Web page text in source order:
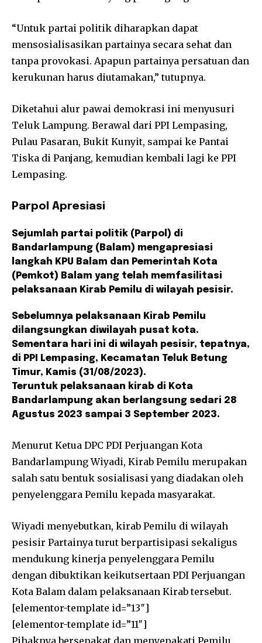
“Untuk partai politik diharapkan dapat
mensosialisasikan partainya secara sehat dan
tanpa provokasi. Apapun partainya persatuan dan
kerukunan harus diutamakan,” tutupnya.
Diketahui alur pawai demokrasi ini menyusuri
Teluk Lampung. Berawal dari PPI Lempasing,
Pulau Pasaran, Bukit Kunyit, sampai ke Pantai
Tiska di Panjang, kemudian kembali lagi ke PPI
Lempasing.
Parpol Apresiasi
Sejumlah partai politik (Parpol) di
Bandarlampung (Balam) mengapresiasi
langkah KPU Balam dan Pemerintah Kota
(Pemkot) Balam yang telah memfasilitasi
pelaksanaan Kirab Pemilu di wilayah pesisir.
Sebelumnya pelaksanaan Kirab Pemilu
dilangsungkan diwilayah pusat kota.
Sementara hari ini di wilayah pesisir, tepatnya,
di PPI Lempasing, Kecamatan Teluk Betung
Timur, Kamis (31/08/2023).
Teruntuk pelaksanaan kirab di Kota
Bandarlampung akan berlangsung sedari 28
Agustus 2023 sampai 3 September 2023.
Menurut Ketua DPC PDI Perjuangan Kota
Bandarlampung Wiyadi, Kirab Pemilu merupakan
salah satu bentuk sosialisasi yang diadakan oleh
penyelenggara Pemilu kepada masyarakat.
Wiyadi menyebutkan, kirab Pemilu di wilayah
pesisir Partainya turut berpartisipasi sekaligus
mendukung kinerja penyelenggara Pemilu
dengan dibuktikan keikutsertaan PDI Perjuangan
Kota Balam dalam pelaksanaan Kirab tersebut.
[elementor-template id=”13″]
[elementor-template id=”11″]
Pihaknya bersepakat dan menyepakati Pemilu